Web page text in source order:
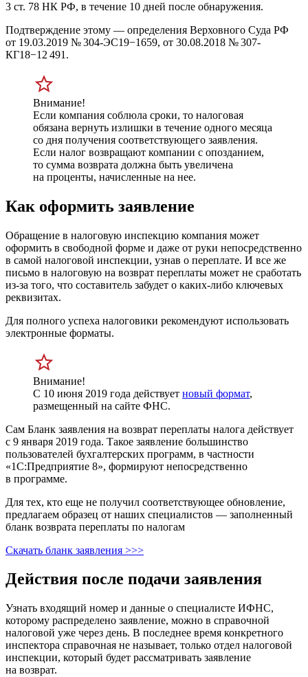
3 ст. 78 НК РФ, в течение 10 дней после обнаружения.
Подтверждение этому — определения Верховного Суда РФ
от 19.03.2019 № 304-ЭС19−1659, от 30.08.2018 № 307-
КГ18−12 491.
Внимание!
Если компания соблюла сроки, то налоговая
обязана вернуть излишки в течение одного месяца
со дня получения соответствующего заявления.
Если налог возвращают компании с опозданием,
то сумма возврата должна быть увеличена
на проценты, начисленные на нее.
Как оформить заявление
Обращение в налоговую инспекцию компания может
оформить в свободной форме и даже от руки непосредственно
в самой налоговой инспекции, узнав о переплате. И все же
письмо в налоговую на возврат переплаты может не сработать
из-за того, что составитель забудет о каких-либо ключевых
реквизитах.
Для полного успеха налоговики рекомендуют использовать
электронные форматы.
Внимание!
С 10 июня 2019 года действует новый формат,
размещенный на сайте ФНС.
Сам Бланк заявления на возврат переплаты налога действует
с 9 января 2019 года. Такое заявление большинство
пользователей бухгалтерских программ, в частности
«1С:Предприятие 8», формируют непосредственно
в программе.
Для тех, кто еще не получил соответствующее обновление,
предлагаем образец от наших специалистов — заполненный
бланк возврата переплаты по налогам
Скачать бланк заявления >>>
Действия после подачи заявления
Узнать входящий номер и данные о специалисте ИФНС,
которому распределено заявление, можно в справочной
налоговой уже через день. В последнее время конкретного
инспектора справочная не называет, только отдел налоговой
инспекции, который будет рассматривать заявление
на возврат.